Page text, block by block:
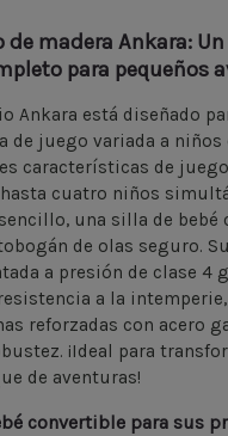
de madera Ankara:
para pequeños
Ankara está diseñado
de juego variada a niños
características de
cuatro niños
una silla de bebé
tobogán de olas seguro.
a presión de clase 4
a la
reforzadas con acero
¡Ideal para
de aventuras!
convertible para sus